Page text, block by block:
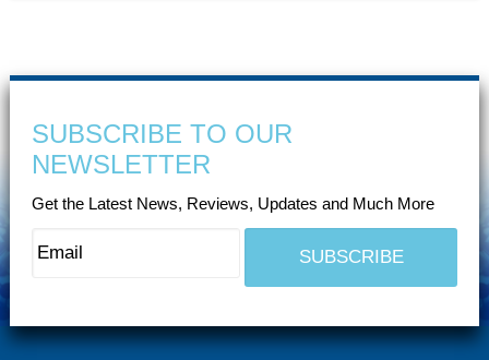
SUBSCRIBE TO OUR
NEWSLETTER
Get the Latest News, Reviews, Updates and Much More